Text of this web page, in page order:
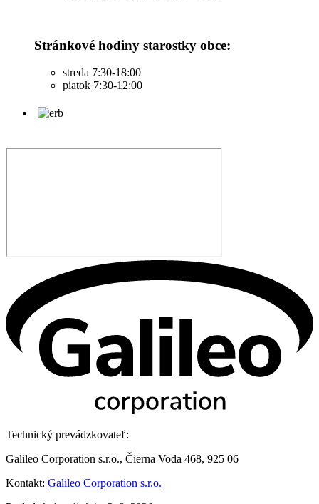
Stránkové hodiny starostky obce:
streda 7:30-18:00
piatok 7:30-12:00
Technický prevádzkovateľ:
Galileo Corporation s.r.o., Čierna Voda 468, 925 06
Kontakt: Galileo Corporation s.r.o.